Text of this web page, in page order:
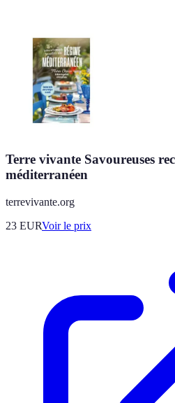
Terre vivante Savoureuses
méditerranéen
terrevivante.org
23 EURVoir le prix